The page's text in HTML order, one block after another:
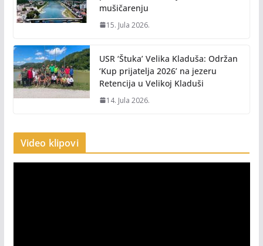
mušičarenju
15. Jula 2026.
USR ‘Štuka’ Velika Kladuša: Održan
‘Kup prijatelja 2026’ na jezeru
Retencija u Velikoj Kladuši
14. Jula 2026.
Video klipovi